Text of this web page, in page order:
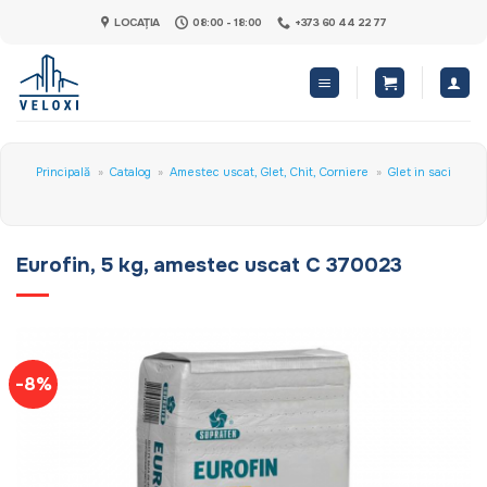
content
LOCAȚIA 08:00 - 18:00 +373 60 44 22 77
Principală » Catalog » Amestec uscat, Glet, Chit, Corniere » Glet in saci
Eurofin, 5 kg, amestec uscat C 370023
-8%